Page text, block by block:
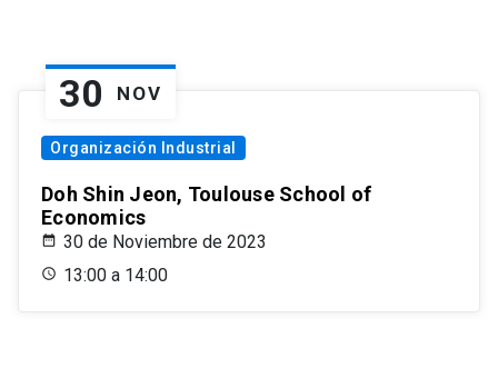
30 NOV
Organización Industrial
Doh Shin Jeon, Toulouse School of
Economics
30 de Noviembre de 2023
13:00 a 14:00